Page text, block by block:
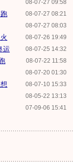
08-07-27 09:58
08-07-27 08:21
08-07-27 08:03
08-07-26 19:49
08-07-25 14:32
运
08-07-22 11:58
08-07-20 01:30
08-07-10 15:33
08-05-22 13:13
07-09-06 15:41